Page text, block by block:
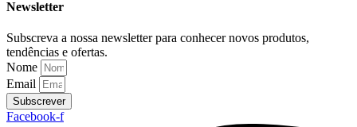
Newsletter
Subscreva a nossa newsletter para conhecer novos produtos,
tendências e ofertas.
Nome
Email
Subscrever
Facebook-f